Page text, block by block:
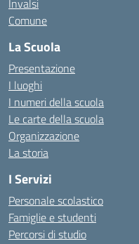
Invalsi
Comune
La Scuola
Presentazione
I luoghi
I numeri della scuola
Le carte della scuola
Organizzazione
La storia
I Servizi
Personale scolastico
Famiglie e studenti
Percorsi di studio